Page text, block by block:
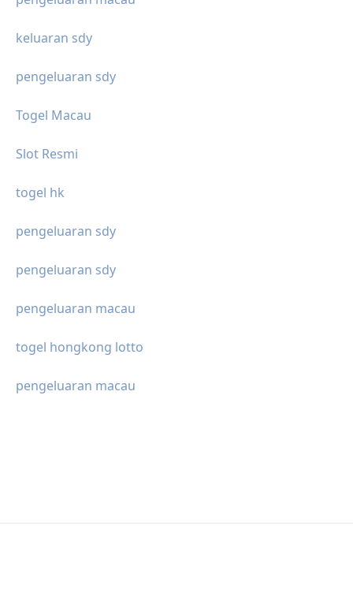
keluaran sdy
pengeluaran sdy
Togel Macau
Slot Resmi
togel hk
pengeluaran sdy
pengeluaran sdy
pengeluaran macau
togel hongkong lotto
pengeluaran macau